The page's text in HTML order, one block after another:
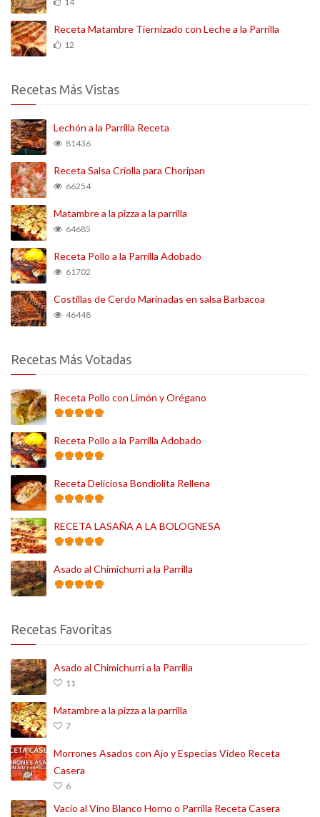
Receta Matambre Tiernizado con Leche a la Parrilla
12
Recetas Más Vistas
Lechón a la Parrilla Receta
81436
Receta Salsa Criolla para Choripan
66254
Matambre a la pizza a la parrilla
64685
Receta Pollo a la Parrilla Adobado
61702
Costillas de Cerdo Marinadas en salsa Barbacoa
46448
Recetas Más Votadas
Receta Pollo con Limón y Orégano
Receta Pollo a la Parrilla Adobado
Receta Deliciosa Bondiolita Rellena
RECETA LASAÑA A LA BOLOGNESA
Asado al Chimichurri a la Parrilla
Recetas Favoritas
Asado al Chimichurri a la Parrilla
11
Matambre a la pizza a la parrilla
7
Morrones Asados con Ajo y Especias Video Receta
Casera
6
Vacío al Vino Blanco Horno o Parrilla Receta Casera